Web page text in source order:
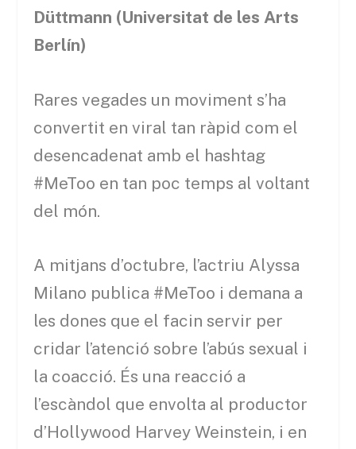
Düttmann (Universitat de les Arts
Berlín)
Rares vegades un moviment s’ha
convertit en viral tan ràpid com el
desencadenat amb el hashtag
#MeToo en tan poc temps al voltant
del món.
A mitjans d’octubre, l’actriu Alyssa
Milano publica #MeToo i demana a
les dones que el facin servir per
cridar l’atenció sobre l’abús sexual i
la coacció. És una reacció a
l’escàndol que envolta al productor
d’Hollywood Harvey Weinstein, i en